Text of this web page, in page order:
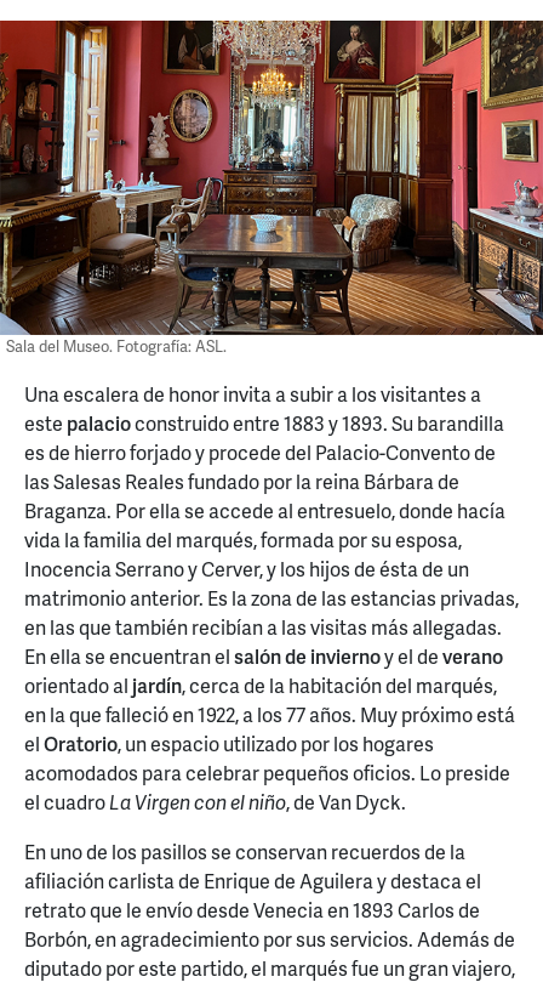
Sala del Museo. Fotografía: ASL.
Una escalera de honor invita a subir a los visitantes a
este palacioconstruido entre 1883 y 1893. Su barandilla
es de hierro forjado y procede del Palacio-Convento de
las Salesas Reales fundado por la reina Bárbara de
Braganza. Por ella se accede al entresuelo, donde hacía
vida la familia del marqués, formada por su esposa,
Inocencia Serrano y Cerver, y los hijos de ésta de un
matrimonio anterior. Es la zona de las estancias privadas,
en las que también recibían a las visitas más allegadas.
En ella se encuentran elsalón de inviernoy el deverano
orientado al jardín, cerca de la habitación del marqués,
en la que falleció en 1922, a los 77 años. Muy próximo está
elOratorio, un espacio utilizado por los hogares
acomodados para celebrar pequeños oficios. Lo preside
el cuadroLa Virgen con el niño, de Van Dyck.
En uno de los pasillos se conservan recuerdos de la
afiliación carlista de Enrique de Aguilera y destaca el
retrato que le envío desde Venecia en 1893 Carlos de
Borbón, en agradecimiento por sus servicios. Además de
diputado por este partido, el marqués fue un gran viajero,